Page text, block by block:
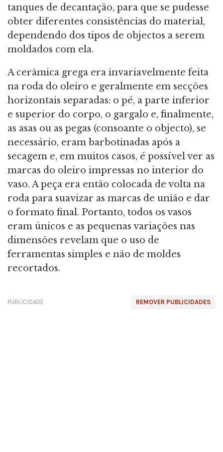
tanques de decantação, para que se pudesse
obter diferentes consistências do material,
dependendo dos tipos de objectos a serem
moldados com ela.
A cerâmica grega era invariavelmente feita
na roda do oleiro e geralmente em secções
horizontais separadas: o pé, a parte inferior
e superior do corpo, o gargalo e, finalmente,
as asas ou as pegas (consoante o objecto), se
necessário, eram barbotinadas após a
secagem e, em muitos casos, é possível ver as
marcas do oleiro impressas no interior do
vaso. A peça era então colocada de volta na
roda para suavizar as marcas de união e dar
o formato final. Portanto, todos os vasos
eram únicos e as pequenas variações nas
dimensões revelam que o uso de
ferramentas simples e não de moldes
recortados.
REMOVER PUBLICIDADES
PUBLICIDADE